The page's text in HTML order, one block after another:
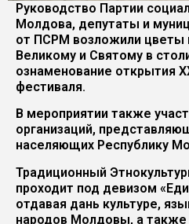
Руководство Партии
Молдова, депутаты и
от ПСРМ возложили цветы
Великому и Святому в
ознаменование открытия
фестиваля.
В мероприятии также
организаций,
населяющих Республику
Традиционный
проходит под девизом
отдавая дань культуре,
народов Молдовы, а